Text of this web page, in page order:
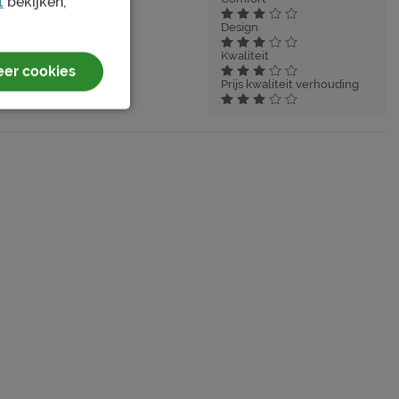
Design
Kwaliteit
Prijs kwaliteit verhouding
cookies